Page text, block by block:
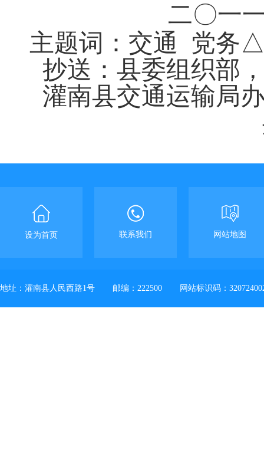
二〇一
主题词 ： 交通
党务
抄送：县委组织部
灌南县交通运输局
设为首页 联系我们 网站地图
地址：灌南县人民西路1号 邮编：222500 网站标识码：